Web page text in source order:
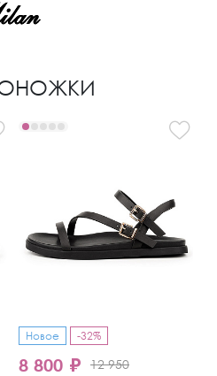
Новое -32%
8 800 ₽ 12 950